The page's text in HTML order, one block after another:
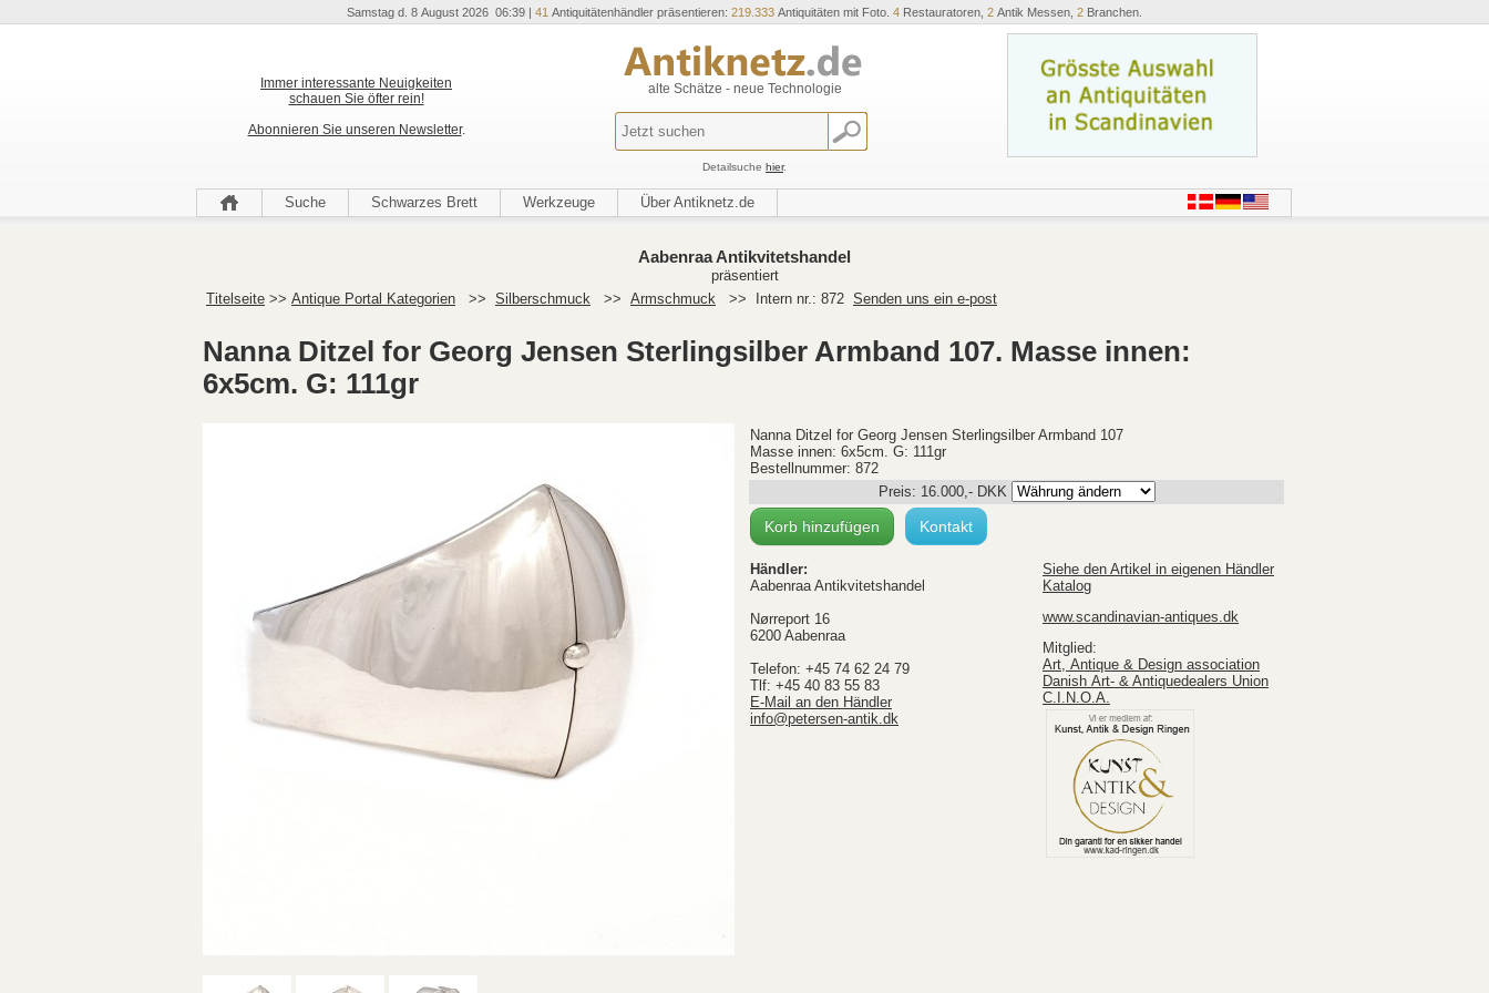
Samstag d. 8 August 2026 06:39 | 41 Antiquitätenhändler präsentieren: 219.333 Antiquitäten mit Foto. 4 Restauratoren, 2 Antik Messen, 2 Branchen.
Immer interessante Neuigkeiten
schauen Sie öfter rein!
Abonnieren Sie unseren Newsletter.
alte Schätze - neue Technologie
Detailsuche hier.
Suche Schwarzes Brett Werkzeuge Über Antiknetz.de
Aabenraa Antikvitetshandel
präsentiert
Titelseite >> Antique Portal Kategorien >> Silberschmuck >> Armschmuck >> Intern nr.: 872 Senden uns ein e-post
Nanna Ditzel for Georg Jensen Sterlingsilber Armband 107. Masse innen:
6x5cm. G: 111gr
Nanna Ditzel for Georg Jensen Sterlingsilber Armband 107
Masse innen: 6x5cm. G: 111gr
Bestellnummer: 872
Preis: 16.000,- DKK
Korb hinzufügen Kontakt
Händler:
Aabenraa Antikvitetshandel
Nørreport 16
6200 Aabenraa
Telefon: +45 74 62 24 79
Tlf: +45 40 83 55 83
E-Mail an den Händler
info@petersen-antik.dk
Siehe den Artikel in eigenen Händler
Katalog
www.scandinavian-antiques.dk
Mitglied:
Art, Antique & Design association
Danish Art- & Antiquedealers Union
C.I.N.O.A.